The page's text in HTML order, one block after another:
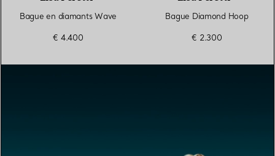
Bague en diamants Wave
€ 4.400
Bague Diamond Hoop
€ 2.300